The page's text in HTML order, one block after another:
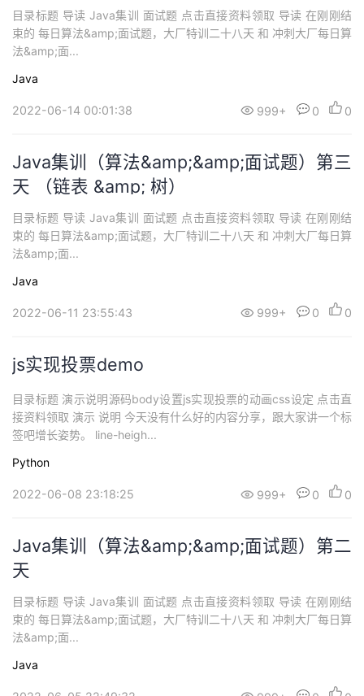
目录标题 导读 Java集训 面试题 点击直接资料领取 导读 在刚刚结
束的 每日算法&amp;面试题，大厂特训二十八天 和 冲刺大厂每日算
法&amp;面...
Java
2022-06-14 00:01:38 999+ 0 0
Java集训（算法&amp;&amp;面试题）第三
天 （链表 &amp; 树）
目录标题 导读 Java集训 面试题 点击直接资料领取 导读 在刚刚结
束的 每日算法&amp;面试题，大厂特训二十八天 和 冲刺大厂每日算
法&amp;面...
Java
2022-06-11 23:55:43 999+ 0 0
js实现投票demo
目录标题 演示说明源码body设置js实现投票的动画css设定 点击直
接资料领取 演示 说明 今天没有什么好的内容分享，跟大家讲一个标
签吧增长姿势。 line-heigh...
Python
2022-06-08 23:18:25 999+ 0 0
Java集训（算法&amp;&amp;面试题）第二
天
目录标题 导读 Java集训 面试题 点击直接资料领取 导读 在刚刚结
束的 每日算法&amp;面试题，大厂特训二十八天 和 冲刺大厂每日算
法&amp;面...
Java